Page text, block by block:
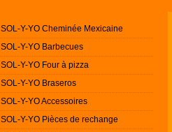
SOL-Y-YO Cheminée Mexicaine
SOL-Y-YO Barbecues
SOL-Y-YO Four à pizza
SOL-Y-YO Braseros
SOL-Y-YO Accessoires
SOL-Y-YO Pièces de rechange